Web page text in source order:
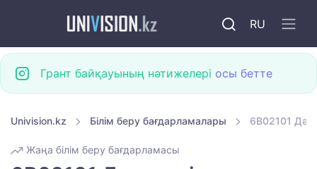
RU
Грант байқауының нәтижелері осы бетте
Univision.kz Білім беру бағдарламалары 6B02101
Жаңа білім беру бағдарламасы